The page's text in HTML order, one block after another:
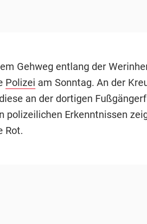
Gehweg entlang der
Polizei am Sonntag. An der
an der dortigen
polizeilichen Erkenntnissen
Rot.